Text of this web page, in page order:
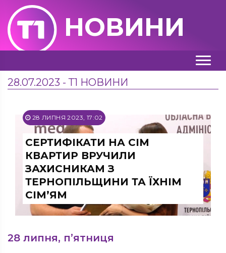
НОВИНИ
28.07.2023 - Т1 НОВИНИ
28 ЛИПНЯ 2023, 17:02
СЕРТИФІКАТИ НА СІМ
КВАРТИР ВРУЧИЛИ
ЗАХИСНИКАМ З
ТЕРНОПІЛЬЩИНИ ТА ЇХНІМ
СІМ’ЯМ
28 липня, п’ятниця